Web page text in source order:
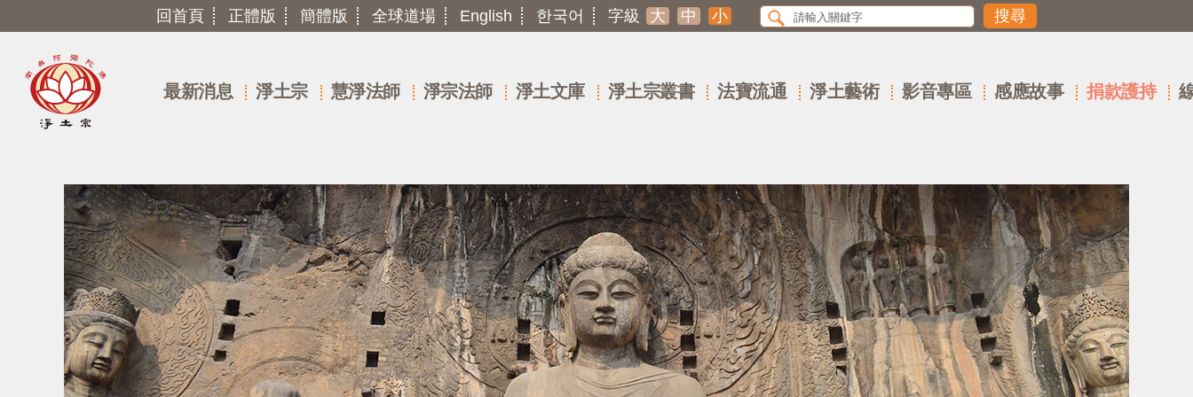
回首頁 正體版 簡體版 全球道場 English 한국어 字級 大 中 小
最新消息 淨土宗 慧淨法師 淨宗法師 淨土文庫 淨土宗叢書 法寶流通 淨土藝術 影音專區 感應故事 捐款護持